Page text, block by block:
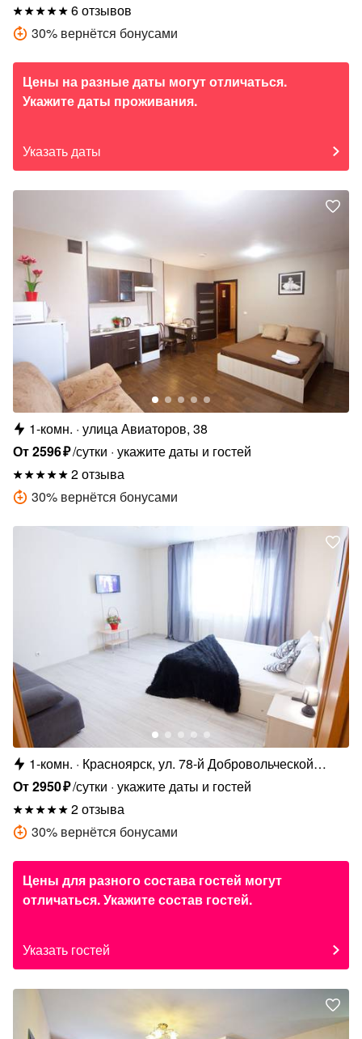
6 отзывов
30% вернётся бонусами
Цены на разные даты могут отличаться.
Укажите даты проживания.
Указать даты
1-комн. улица Авиаторов, 38
От2596₽/сутки укажите даты и гостей
2 отзыва
30% вернётся бонусами
1-комн.
Красноярск, ул. 78-й Добровольческой
Бригады, 28
От2950₽/сутки укажите даты и гостей
2 отзыва
30% вернётся бонусами
Цены для разного состава гостей могут
отличаться. Укажите состав гостей.
Указать гостей